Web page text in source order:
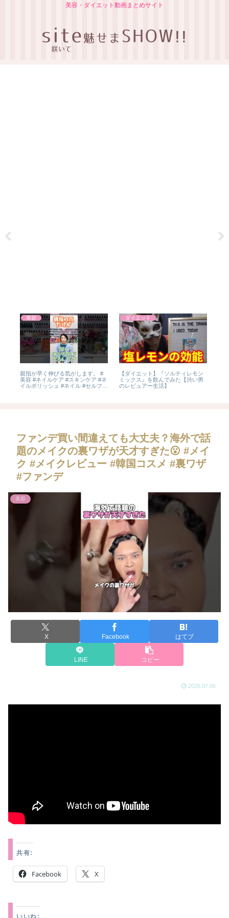
美容・ダイエット動画まとめサイト
美容
親指が早く伸びる気がします。 #
美容 #ネイルケア #スキンケア #ネ
イルポリッシュ #ネイル #セルフネ
ダイエット
【ダイエット】『ソルティレモン
ミックス』を飲んでみた【渋い男
のレビュアー生活】
ファンデ買い間違えても大丈夫？海外で話
題のメイクの裏ワザが天才すぎた😮 #メイ
ク #メイクレビュー #韓国コスメ #裏ワザ
#ファンデ
美容
X Facebook はてブ
LINE コピー
2026.07.06
共有:
Facebook X
いいね: